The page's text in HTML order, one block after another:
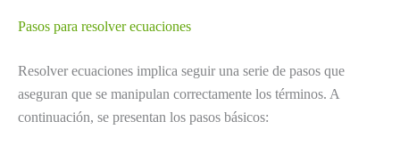
Pasos para resolver ecuaciones
Resolver ecuaciones implica seguir una serie de pasos que
aseguran que se manipulan correctamente los términos. A
continuación, se presentan los pasos básicos: